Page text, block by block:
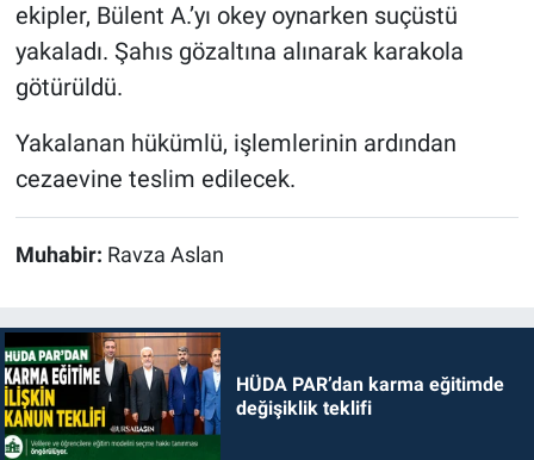
ekipler, Bülent A.’yı okey oynarken suçüstü
yakaladı. Şahıs gözaltına alınarak karakola
götürüldü.
Yakalanan hükümlü, işlemlerinin ardından
cezaevine teslim edilecek.
Muhabir: Ravza Aslan
HÜDA PAR’dan karma eğitimde
değişiklik teklifi